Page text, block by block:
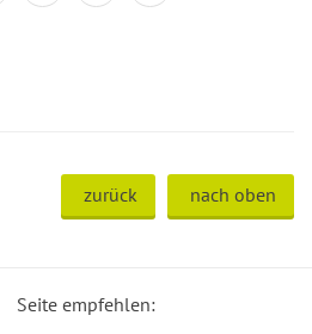
zurück nach oben
Seite empfehlen: